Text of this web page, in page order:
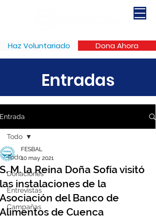
Haz Voluntariado Dona Ahora
Entradas
Entrada
Todo
Donaciones
Entrevistas
Campañas
Todo
S. M. la Reina Doña Sofía visitó
las instalaciones de la
Asociación del Banco de
Alimentos de Cuenca
FESBAL
10 may 2021